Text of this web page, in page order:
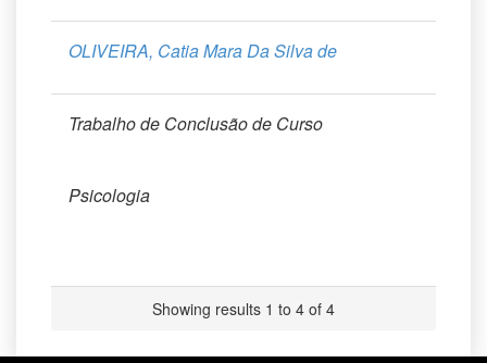
OLIVEIRA, Catia Mara Da Silva de
Trabalho de Conclusão de Curso
Psicologia
Showing results 1 to 4 of 4